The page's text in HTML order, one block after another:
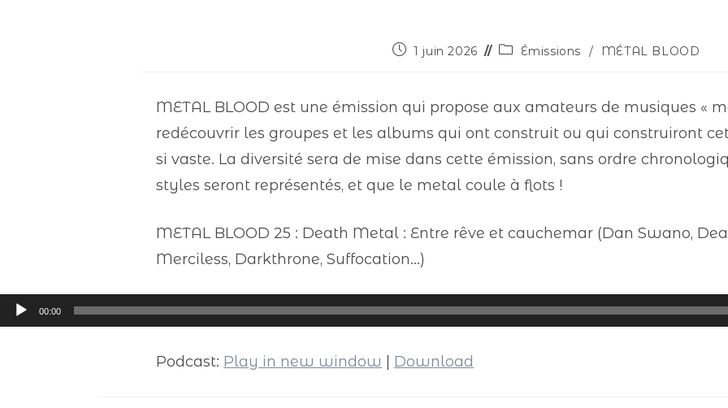
1 juin 2026 Émissions / MÉTAL BLOOD
METAL BLOOD est une émission qui propose aux amateurs de musiques «
redécouvrir les groupes et les albums qui ont construit ou qui construiront
si vaste. La diversité sera de mise dans cette émission, sans ordre
styles seront représentés, et que le metal coule à flots !
METAL BLOOD 25 : Death Metal : Entre rêve et cauchemar (Dan Swano,
Merciless, Darkthrone, Suffocation…)
Lecteur
audio
00:00
Podcast: Play in new window Download